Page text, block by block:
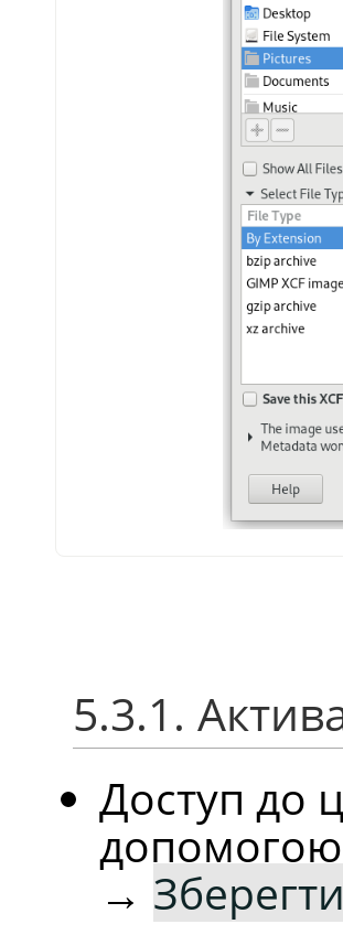
5.3.1.
Доступ до
→ Зберегти